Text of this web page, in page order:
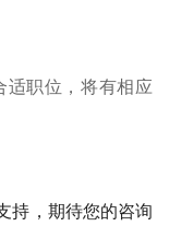
适职位，将有相应
持，期待您的咨询